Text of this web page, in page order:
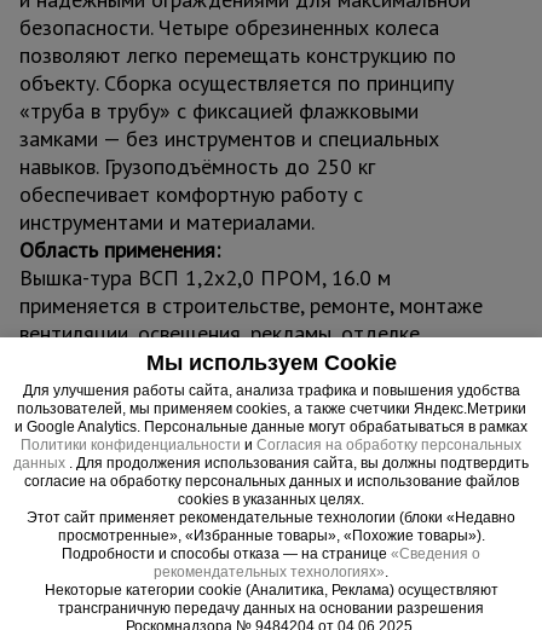
безопасности. Четыре обрезиненных колеса
позволяют легко перемещать конструкцию по
объекту. Сборка осуществляется по принципу
«труба в трубу» с фиксацией флажковыми
замками — без инструментов и специальных
навыков. Грузоподъёмность до 250 кг
обеспечивает комфортную работу с
инструментами и материалами.
Область применения:
Вышка-тура ВСП 1,2x2,0 ПРОМ, 16.0 м
применяется в строительстве, ремонте, монтаже
вентиляции, освещения, рекламы, отделке
фасадов и интерьеров. Идеальна для работы в
стеснённых условиях: в подъездах, коридорах, на
лестничных площадках и узких проходах.
Преимущества:
- Компактная база для узких пространств.
- Прочная стальная конструкция с
антикоррозийным покрытием.
- Простая сборка без инструментов.
- Винтовые домкраты для устойчивости на
Мы используем Cookie
Для улучшения работы сайта, анализа трафика и повышения удобства
пользователей, мы применяем cookies, а также счетчики Яндекс.Метрики
и Google Analytics. Персональные данные могут обрабатываться в рамках
Политики конфиденциальности и Согласия на обработку персональных
данных . Для продолжения использования сайта, вы должны подтвердить
согласие на обработку персональных данных и использование файлов
cookies в указанных целях.
Этот сайт применяет рекомендательные технологии (блоки «Недавно
просмотренные», «Избранные товары», «Похожие товары»).
Подробности и способы отказа — на странице «Сведения о
рекомендательных технологиях».
Некоторые категории cookie (Аналитика, Реклама) осуществляют
трансграничную передачу данных на основании разрешения
Роскомнадзора № 9484204 от 04.06.2025.